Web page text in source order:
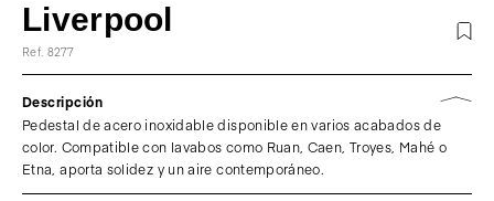
Liverpool
Ref. 8277
Descripción
Pedestal de acero inoxidable disponible en varios acabados de
color. Compatible con lavabos como Ruan, Caen, Troyes, Mahé o
Etna, aporta solidez y un aire contemporáneo.